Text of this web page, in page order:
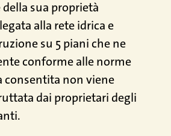
sua proprietà
alla rete idrica e
su 5 piani che ne
conforme alle norme
consentita non viene
dai proprietari degli